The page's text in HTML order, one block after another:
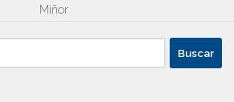
Miñor